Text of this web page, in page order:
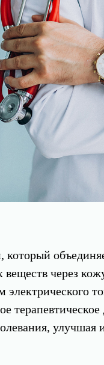
веществ через
терапевтическое
улучшая